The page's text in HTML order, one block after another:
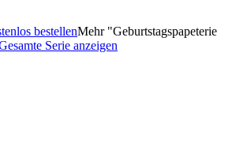
bestellenMehr"Geburtstagspapeterie
Serie anzeigen